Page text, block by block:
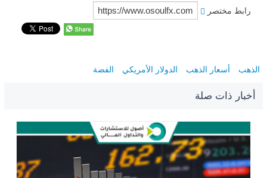
رابط مختصر
الذهب أسعار الذهب الدولار الأمريكي الفضة
أخبار ذات صلة